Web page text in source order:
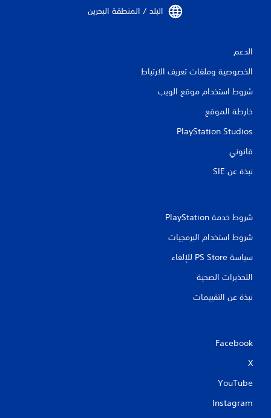
البلد / المنطقة البحرين‏
الدعم
الخصوصية وملفات تعريف الارتباط
شروط استخدام موقع الويب
خارطة الموقع
PlayStation Studios
قانوني
نبذة عن SIE‏
شروط خدمة PlayStation‏
شروط استخدام البرمجيات
سياسة PS Store للإلغاء
التحذيرات الصحية
نبذة عن التقييمات
Facebook
X
YouTube
Instagram